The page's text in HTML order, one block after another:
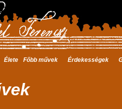
Élete Főbb művek Érdekességek